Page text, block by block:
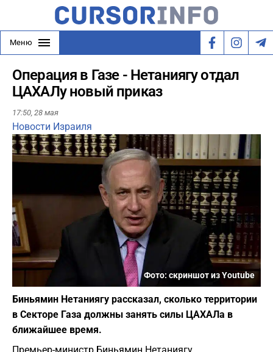
Меню
Операция в Газе - Нетаниягу отдал
ЦАХАЛу новый приказ
17:50, 28 мая
Новости Израиля
Фото: скриншот из Youtube
Биньямин Нетаниягу рассказал, сколько территории
в Секторе Газа должны занять силы ЦАХАЛа в
ближайшее время.